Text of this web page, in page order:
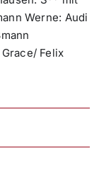
Werne: Audi
Felix